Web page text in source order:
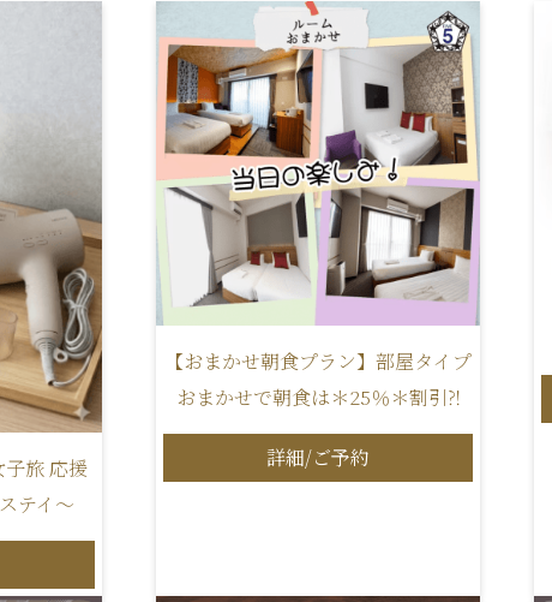
子旅 応援
テイ～
【おまかせ朝食プラン】部屋タイプ
おまかせで朝食は＊25％＊割引⁈
詳細/ご予約